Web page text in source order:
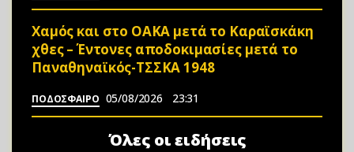
Χαμός και στο ΟΑΚΑ μετά το Καραϊσκάκη
χθες – Έντονες αποδοκιμασίες μετά το
Παναθηναϊκός-ΤΣΣΚΑ 1948
ΠΟΔΟΣΦΑΙΡΟ 05/08/2026 23:31
Όλες οι ειδήσεις